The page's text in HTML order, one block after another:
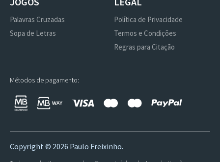
Palavras Cruzadas
Sopa de Letras
Política de Privacidade
Termos e Condições
Regras para Citação
Métodos de pagamento:
Copyright © 2026 Paulo Freixinho.